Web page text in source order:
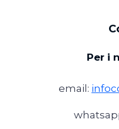
Per i
email: